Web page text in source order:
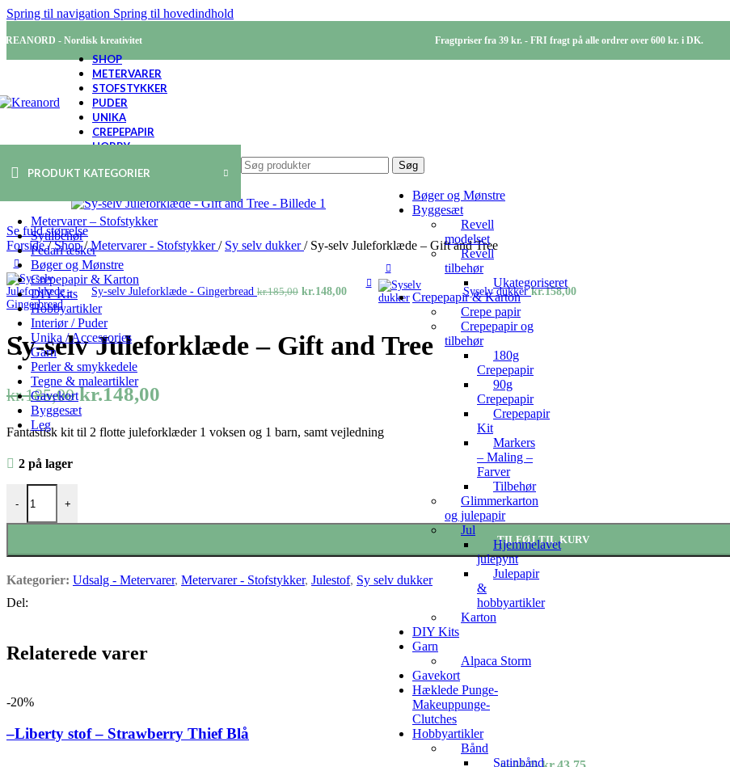
Spring til navigation Spring til hovedindhold
- Nordisk kreativitet Fragtpriser fra 39 kr. - FRI fragt på alle ordrer over 600 kr. i DK.
SHOP
METERVARER
STOFSTYKKER
PUDER
UNIKA
CREPEPAPIR
HOBBY
PRODUKT KATEGORIER
Metervarer – Stofstykker
Sytilbehør
Pedari æsker
Bøger og Mønstre
Crepepapir & Karton
DIY Kits
Hobbyartikler
Interiør / Puder
Unika / Accessories
Garn
Perler & smykkedele
Tegne & maleartikler
Gavekort
Byggesæt
Leg
Bøger og Mønstre
Byggesæt
Revell
modelset
Revell
tilbehør
Ukategoriseret
Crepepapir & Karton
Crepe papir
Crepepapir og
tilbehør
180g
Crepepapir
90g
Crepepapir
Crepepapir
Kit
Markers
– Maling –
Farver
Tilbehør
Glimmerkarton
og julepapir
Jul
Hjemmelavet
julepynt
Julepapir
&
hobbyartikler
Karton
DIY Kits
Garn
Alpaca Storm
Gavekort
Hæklede Punge-
Makeuppunge-
Clutches
Hobbyartikler
Bånd
Satinbånd
Søg
-20%
Se fuld størrelse
Forside/ Shop/ Metervarer - Stofstykker/ Sy selv dukker/ Sy-selv Juleforklæde – Gift and Tree
Sy-selv Juleforklæde - Gingerbread kr.185,00 Den
kr.185,00.
kr.148,00Den
aktuelle
kr.148,00.
Syselv dukkerkr.158,00
Sy-selv Juleforklæde – Gift and Tree
kr.185,00 Den
oprindelige
pris
kr.148,00
pris
Fantastisk kit til 2 flotte juleforklæder 1 voksen og 1 barn, samt vejledning
2 på lager
-
Sy-selv Juleforklæde - Gift and Tree antal
+
TILFØJ TIL KURV
Kategorier: Udsalg - Metervarer, Metervarer - Stofstykker, Julestof, Sy selv dukker
Del:
Relaterede varer
-20%
–Liberty stof – Strawberry Thief Blå
Den
Den